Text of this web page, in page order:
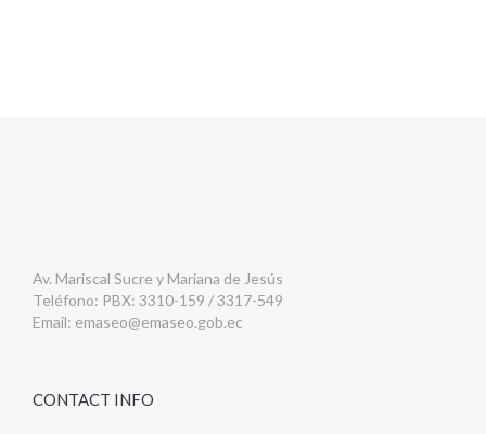
Av. Mariscal Sucre y Mariana de Jesús
Teléfono: PBX: 3310-159 / 3317-549
Email: emaseo@emaseo.gob.ec
CONTACT INFO